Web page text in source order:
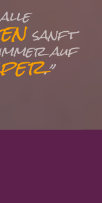
sanft
auf
.”